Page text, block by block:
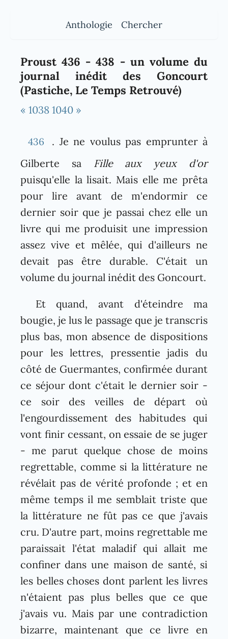
Anthologie Chercher
Proust 436 - 438 - un volume du
journal inédit des Goncourt
(Pastiche, Le Temps Retrouvé)
« 1038 1040 »
436
. Je ne voulus pas emprunter à
Gilberte sa Fille aux yeux d'or
puisqu'elle la lisait. Mais elle me prêta
pour lire avant de m'endormir ce
dernier soir que je passai chez elle un
livre qui me produisit une impression
assez vive et mêlée, qui d'ailleurs ne
devait pas être durable. C'était un
volume du journal inédit des Goncourt.
Et quand, avant d'éteindre ma
bougie, je lus le passage que je transcris
plus bas, mon absence de dispositions
pour les lettres, pressentie jadis du
côté de Guermantes, confirmée durant
ce séjour dont c'était le dernier soir -
ce soir des veilles de départ où
l'engourdissement des habitudes qui
vont finir cessant, on essaie de se juger
- me parut quelque chose de moins
regrettable, comme si la littérature ne
révélait pas de vérité profonde ; et en
même temps il me semblait triste que
la littérature ne fût pas ce que j'avais
cru. D'autre part, moins regrettable me
paraissait l'état maladif qui allait me
confiner dans une maison de santé, si
les belles choses dont parlent les livres
n'étaient pas plus belles que ce que
j'avais vu. Mais par une contradiction
bizarre, maintenant que ce livre en